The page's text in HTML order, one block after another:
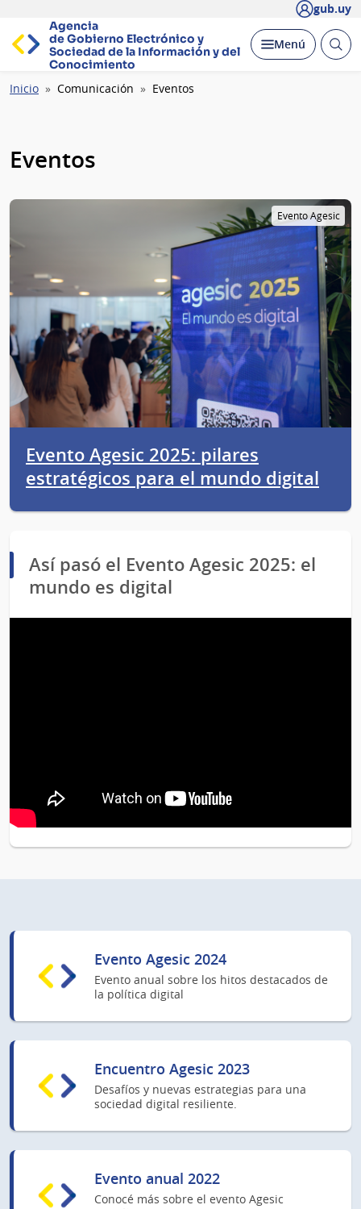
gub.uy
Agencia
de Gobierno Electrónico y
Sociedad de la Información y del
Conocimiento
Desplegar
Menú Abrir
Ruta
Inicio Comunicación Eventos
Eventos
Evento Agesic
Evento Agesic 2025: pilares
estratégicos para el mundo digital
Así pasó el Evento Agesic 2025: el
mundo es digital
Evento Agesic 2024
Evento anual sobre los hitos destacados de
la política digital
Encuentro Agesic 2023
Desafíos y nuevas estrategias para una
sociedad digital resiliente.
Evento anual 2022
Conocé más sobre el evento Agesic